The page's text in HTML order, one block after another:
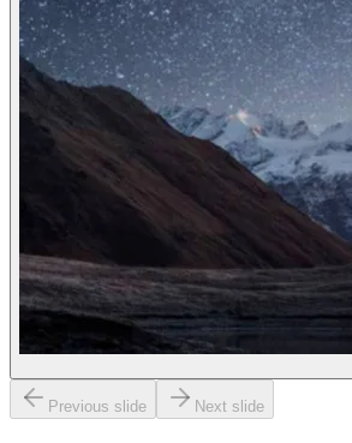
Previous slide Next slide